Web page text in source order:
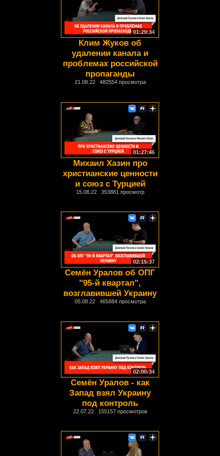
01:29:34
Клим Жуков об
удалении канала и
проблемах российской
пропаганды
21.08.22 482554 просмотра
01:27:46
Михаил Хазин про
христианские ценности
и союз с Турцией
15.08.22 353881 просмотр
02:15:37
Семён Уралов об ОПГ
"95-й квартал",
возглавившей Украину
05.08.22 465884 просмотра
02:00:34
Семён Уралов - как
Запад взял Украину
под контроль
22.07.22 155157 просмотров